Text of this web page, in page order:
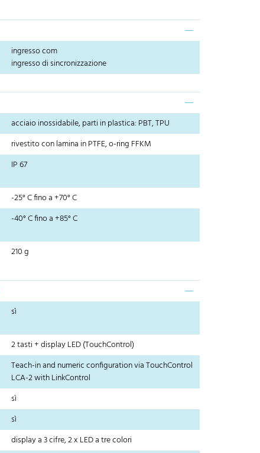
ingresso com
ingresso di sincronizzazione
acciaio inossidabile, parti in plastica: PBT, TPU
rivestito con lamina in PTFE, o-ring FFKM
IP 67
-25° C fino a +70° C
-40° C fino a +85° C
210 g
sì
2 tasti + display LED (TouchControl)
Teach-in and numeric configuration via TouchControl
LCA-2 with LinkControl
sì
sì
display a 3 cifre, 2 x LED a tre colori